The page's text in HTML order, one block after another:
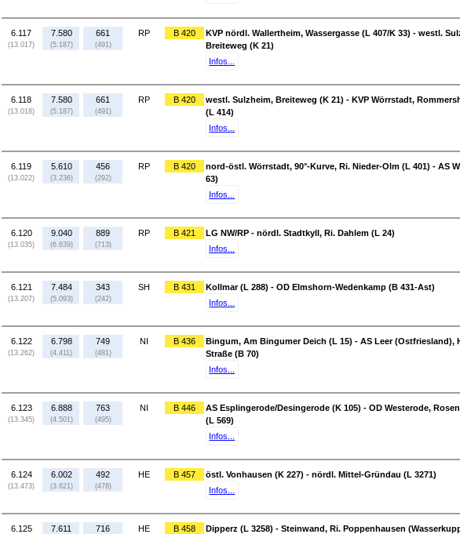
6.117
(13.017)
7.580
(5.187)
661
(491)
RP B 420
KVP nördl. Wallertheim, Wassergasse (L 407/K 33) - westl.
Breiteweg (K 21)
Infos...
6.118
(13.018)
7.580
(5.187)
661
(491)
RP B 420
westl. Sulzheim, Breiteweg (K 21) - KVP Wörrstadt,
(L 414)
Infos...
6.119
(13.022)
5.610
(3.236)
456
(292)
RP B 420
nord-östl. Wörrstadt, 90°-Kurve, Ri. Nieder-Olm (L 401) - AS
63)
Infos...
6.120
(13.035)
9.040
(6.639)
889
(713)
RP B 421
LG NW/RP - nördl. Stadtkyll, Ri. Dahlem (L 24)
Infos...
6.121
(13.207)
7.484
(5.093)
343
(242)
SH B 431
Kollmar (L 288) - OD Elmshorn-Wedenkamp (B 431-Ast)
Infos...
6.122
(13.262)
6.798
(4.411)
749
(481)
NI B 436
Bingum, Am Bingumer Deich (L 15) - AS Leer (Ostfriesland),
Straße (B 70)
Infos...
6.123
(13.345)
6.888
(4.501)
763
(495)
NI B 446
AS Esplingerode/Desingerode (K 105) - OD Westerode,
(L 569)
Infos...
6.124
(13.473)
6.002
(3.621)
492
(478)
HE B 457
östl. Vonhausen (K 227) - nördl. Mittel-Gründau (L 3271)
Infos...
6.125 7.611 716 HE B 458
Dipperz (L 3258) - Steinwand, Ri. Poppenhausen